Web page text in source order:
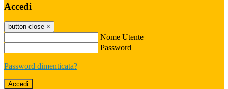
Accedi
button close ×
Nome Utente
Password
Password dimenticata?